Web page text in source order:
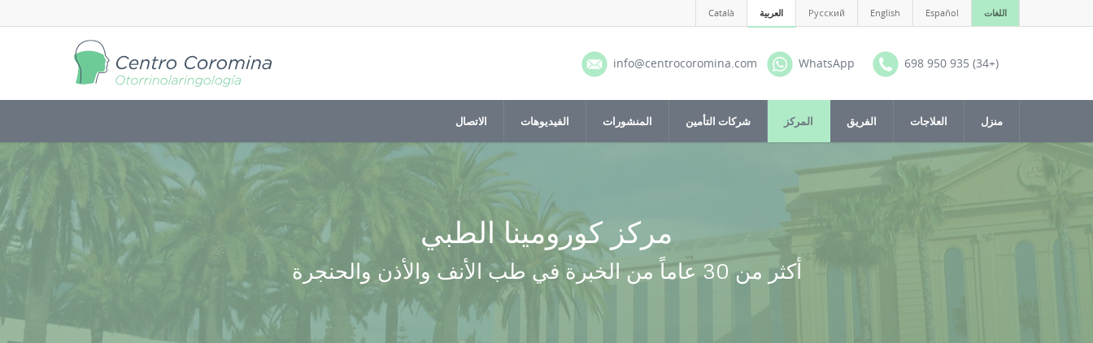
اللغات Español
English
Русский العربية Català
(+34) 935 950 698
WhatsApp
info@centrocoromina.com
منزل العلاجات الفريق المركز شركات التأمين المنشورات الفيديوهات الاتصال
مركز كورومينا الطبي
أكثر من 30 عاماً من الخبرة في طب الأنف والأذن والحنجرة